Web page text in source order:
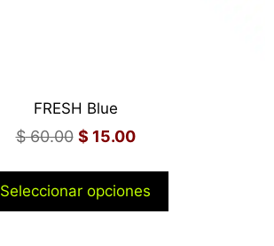
FRESH Blue
$60.00 $ 15.00
Seleccionar opciones